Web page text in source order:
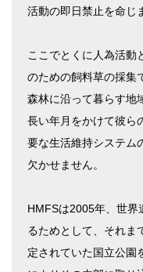
活動の即日禁止を命じ
ここでとくに人為活動
のための飼料草の採集
森林に沿って暮らす地
長い年月をかけて彼ら
要な生活維持システム
欠かせません。
HMFSは2005年、世界
るためとして、それま
定されていた国立公園